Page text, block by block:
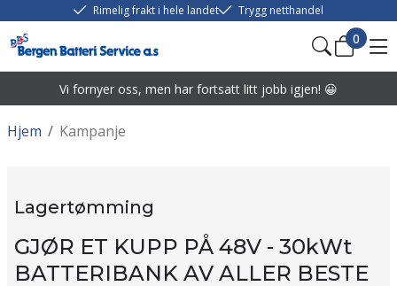
Rimelig frakt i hele landet Trygg netthandel
0
Vi fornyer oss, men har fortsatt litt jobb igjen! 😀
/
Hjem Kampanje
Lagertømming
GJØR ET KUPP PÅ 48V - 30kWt
BATTERIBANK AV ALLER BESTE